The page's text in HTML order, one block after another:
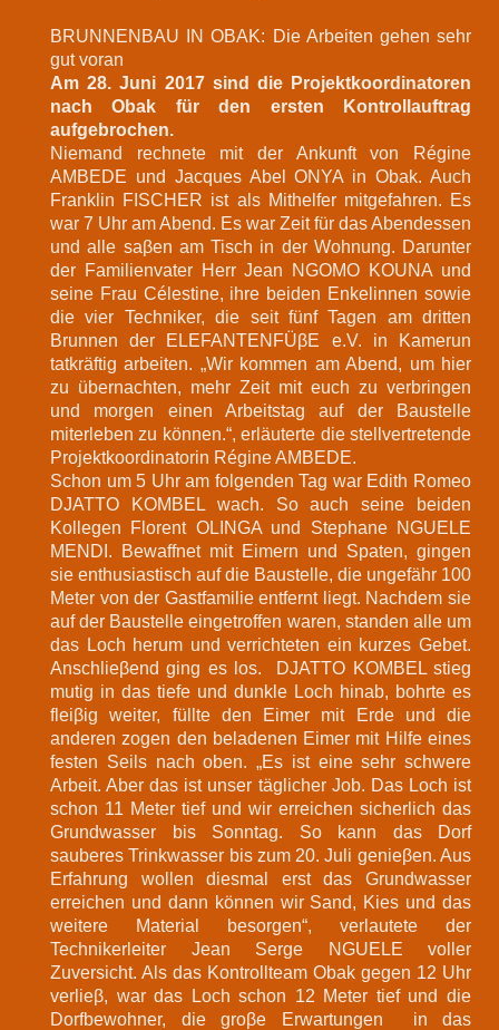
BRUNNENBAU IN OBAK: Die Arbeiten gehen sehr
gut voran
Am 28. Juni 2017 sind die Projektkoordinatoren
nach Obak für den ersten Kontrollauftrag
aufgebrochen.
Niemand rechnete mit der Ankunft von Régine
AMBEDE und Jacques Abel ONYA in Obak. Auch
Franklin FISCHER ist als Mithelfer mitgefahren. Es
war 7 Uhr am Abend. Es war Zeit für das Abendessen
und alle saβen am Tisch in der Wohnung. Darunter
der Familienvater Herr Jean NGOMO KOUNA und
seine Frau Célestine, ihre beiden Enkelinnen sowie
die vier Techniker, die seit fünf Tagen am dritten
Brunnen der ELEFANTENFÜβE e.V. in Kamerun
tatkräftig arbeiten. „Wir kommen am Abend, um hier
zu übernachten, mehr Zeit mit euch zu verbringen
und morgen einen Arbeitstag auf der Baustelle
miterleben zu können.“, erläuterte die stellvertretende
Projektkoordinatorin Régine AMBEDE.
Schon um 5 Uhr am folgenden Tag war Edith Romeo
DJATTO KOMBEL wach. So auch seine beiden
Kollegen Florent OLINGA und Stephane NGUELE
MENDI. Bewaffnet mit Eimern und Spaten, gingen
sie enthusiastisch auf die Baustelle, die ungefähr 100
Meter von der Gastfamilie entfernt liegt. Nachdem sie
auf der Baustelle eingetroffen waren, standen alle um
das Loch herum und verrichteten ein kurzes Gebet.
Anschlieβend ging es los. DJATTO KOMBEL stieg
mutig in das tiefe und dunkle Loch hinab, bohrte es
fleiβig weiter, füllte den Eimer mit Erde und die
anderen zogen den beladenen Eimer mit Hilfe eines
festen Seils nach oben. „Es ist eine sehr schwere
Arbeit. Aber das ist unser täglicher Job. Das Loch ist
schon 11 Meter tief und wir erreichen sicherlich das
Grundwasser bis Sonntag. So kann das Dorf
sauberes Trinkwasser bis zum 20. Juli genieβen. Aus
Erfahrung wollen diesmal erst das Grundwasser
erreichen und dann können wir Sand, Kies und das
weitere Material besorgen“, verlautete der
Technikerleiter Jean Serge NGUELE voller
Zuversicht. Als das Kontrollteam Obak gegen 12 Uhr
verlieβ, war das Loch schon 12 Meter tief und die
Dorfbewohner, die groβe Erwartungen in das